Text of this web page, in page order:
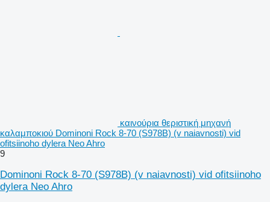
καινούρια θεριστική μηχανή
καλαμποκιού Dominoni Rock 8-70 (S978B) (v naiavnosti) vid
ofitsiinoho dylera Neo Ahro
9
Dominoni Rock 8-70 (S978B) (v naiavnosti) vid ofitsiinoho
dylera Neo Ahro